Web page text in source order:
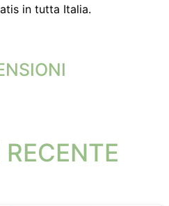
in tutta Italia.